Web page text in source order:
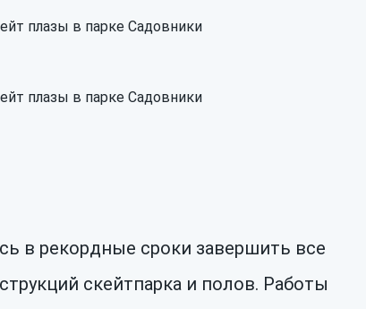
в рекордные сроки завершить все
скейтпарка и полов. Работы